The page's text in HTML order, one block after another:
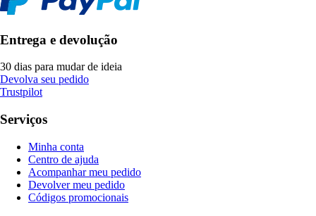
Entrega e devolução
30 dias para mudar de ideia
Devolva seu pedido
Trustpilot
Serviços
Minha conta
Centro de ajuda
Acompanhar meu pedido
Devolver meu pedido
Códigos promocionais